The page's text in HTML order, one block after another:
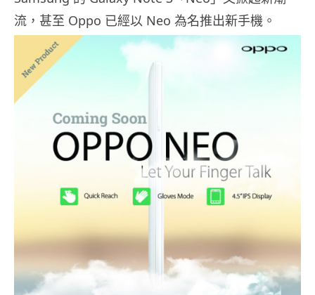
流，甚至 Oppo 已經以 Neo 為名推出新手機。